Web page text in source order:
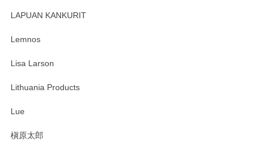
LAPUAN KANKURIT
Lemnos
Lisa Larson
Lithuania Products
Lue
槇原太郎